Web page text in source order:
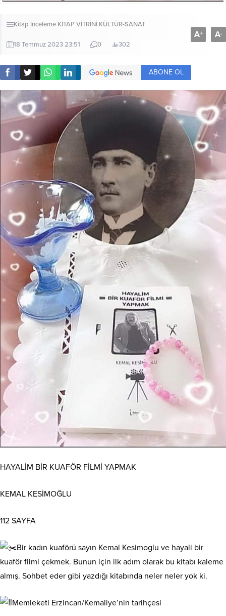
Kitap İnceleme KİTAP VİTRİNİ KÜLTÜR-SANAT
18 Temmuz 2023 23:51 0 302
A+ A-
ABONE OL
HAYALİM BİR KUAFÖR FİLMİ YAPMAK
KEMAL KESİMOĞLU
112 SAYFA
Bir kadın kuaförü sayın Kemal Kesimoglu ve hayali bir
kuaför filmi çekmek. Bunun için ilk adım olarak bu kitabı kaleme
almış. Sohbet eder gibi yazdığı kitabında neler neler yok ki.
Memleketi Erzincan/Kemaliye’nin tarihçesi